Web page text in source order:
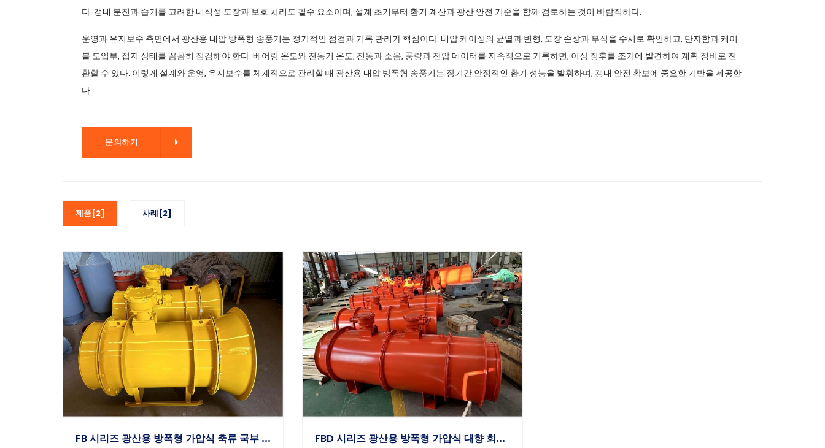
다. 갱내 분진과 습기를 고려한 내식성 도장과 보호 처리도 필수 요소이며, 설계 초기부터 환기 계산과 광산 안전 기준을 함께 검토하는 것이 바람직하다.
운영과 유지보수 측면에서 광산용 내압 방폭형 송풍기는 정기적인 점검과 기록 관리가 핵심이다. 내압 케이싱의 균열과 변형, 도장 손상과 부식을 수시로 확인하고, 단자함과 케이
블 도입부, 접지 상태를 꼼꼼히 점검해야 한다. 베어링 온도와 전동기 온도, 진동과 소음, 풍량과 전압 데이터를 지속적으로 기록하면, 이상 징후를 조기에 발견하여 계획 정비로 전
환할 수 있다. 이렇게 설계와 운영, 유지보수를 체계적으로 관리할 때 광산용 내압 방폭형 송풍기는 장기간 안정적인 환기 성능을 발휘하며, 갱내 안전 확보에 중요한 기반을 제공한
다.
문의하기
제품[2] 사례[2]
F
B 시리즈 광산용 방폭형 가압식 축류 국부 송풍기 F
BD 시리즈 광산용 방폭형 가압식 대향 회전 축류 국부 송풍기